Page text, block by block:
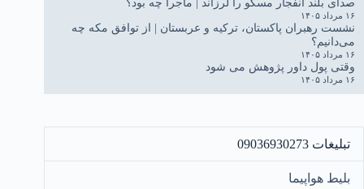
۱۶ مرداد ۱۴۰۵
نشست رهبران پاکستان، ترکیه و عربستان | از توافق مکه چه
می‌دانیم؟
۱۶ مرداد ۱۴۰۵
وقتی پول داور پژوهش می شود
۱۶ مرداد ۱۴۰۵
تبلیغات 09036930273
بلیط هواپیما